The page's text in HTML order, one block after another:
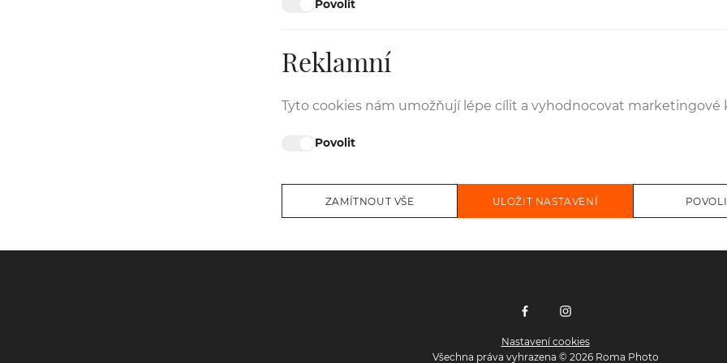
Povolit
Reklamní
Tyto cookies nám umožňují lépe cílit a vyhodnocovat marketingové
Povolit
Nastavení cookies
Všechna práva vyhrazena © 2026 Roma Photo